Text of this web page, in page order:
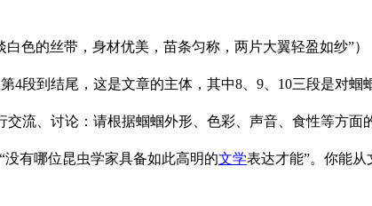
色的丝带，身材优美，苗条匀称，两片大翼轻盈如纱”）
4段到结尾，这是文章的主体，其中8、9、10三段是对
流、讨论：请根据蝈蝈外形、色彩、声音、食性等方面
没有哪位昆虫学家具备如此高明的文学表达才能”。你能从